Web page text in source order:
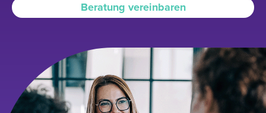
Beratung vereinbaren